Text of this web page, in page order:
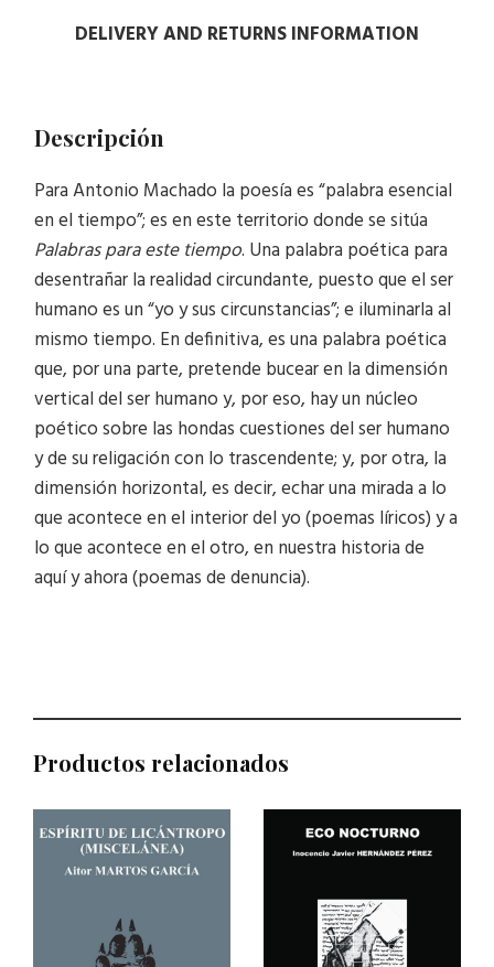
DELIVERY AND RETURNS INFORMATION
Descripción
Para Antonio Machado la poesía es “palabra esencial
en el tiempo”; es en este territorio donde se sitúa
Palabras para este tiempo. Una palabra poética para
desentrañar la realidad circundante, puesto que el ser
humano es un “yo y sus circunstancias”; e iluminarla al
mismo tiempo. En definitiva, es una palabra poética
que, por una parte, pretende bucear en la dimensión
vertical del ser humano y, por eso, hay un núcleo
poético sobre las hondas cuestiones del ser humano
y de su religación con lo trascendente; y, por otra, la
dimensión horizontal, es decir, echar una mirada a lo
que acontece en el interior del yo (poemas líricos) y a
lo que acontece en el otro, en nuestra historia de
aquí y ahora (poemas de denuncia).
Productos relacionados